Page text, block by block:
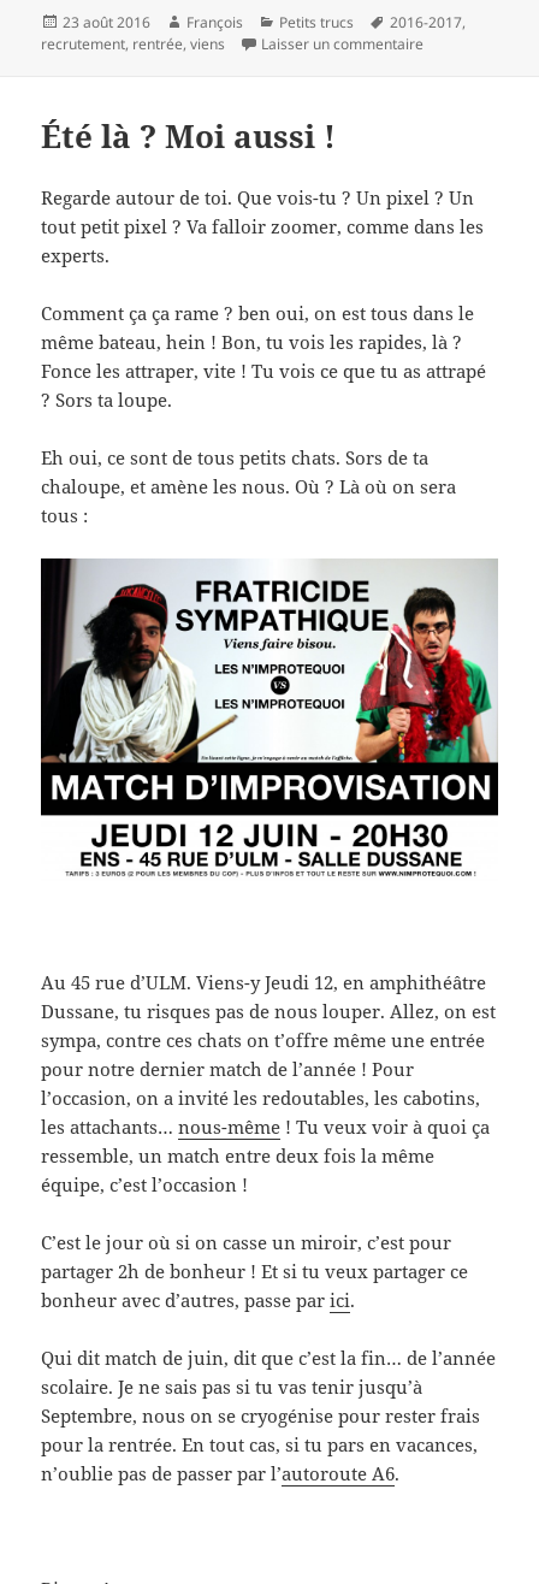
Publié
le
23 août 2016 Auteur
François Catégories
Petits trucs
Mots-
clés
2016-2017,
recrutement, rentrée,viens Laisser un commentaire
Été là ? Moi aussi !
Regarde autour de toi. Que vois-tu ? Un pixel ? Un
tout petit pixel ? Va falloir zoomer, comme dans les
experts.
Comment ça ça rame ? ben oui, on est tous dans le
même bateau, hein ! Bon, tu vois les rapides, là ?
Fonce les attraper, vite ! Tu vois ce que tu as attrapé
? Sors ta loupe.
Eh oui, ce sont de tous petits chats. Sors de ta
chaloupe, et amène les nous. Où ? Là où on sera
tous :
Au 45 rue d’ULM. Viens-y Jeudi 12, en amphithéâtre
Dussane, tu risques pas de nous louper. Allez, on est
sympa, contre ces chats on t’offre même une entrée
pour notre dernier match de l’année ! Pour
l’occasion, on a invité les redoutables, les cabotins,
les attachants…nous-même ! Tu veux voir à quoi ça
ressemble, un match entre deux fois la même
équipe, c’est l’occasion !
C’est le jour où si on casse un miroir, c’est pour
partager 2h de bonheur ! Et si tu veux partager ce
bonheur avec d’autres, passe parici.
Qui dit match de juin, dit que c’est la fin… de l’année
scolaire. Je ne sais pas si tu vas tenir jusqu’à
Septembre, nous on se cryogénise pour rester frais
pour la rentrée. En tout cas, si tu pars en vacances,
n’oublie pas de passer par l’autoroute A6.